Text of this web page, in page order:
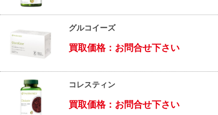
グルコイーズ
買取価格：お問合せ下さい
コレスティン
買取価格：お問合せ下さい